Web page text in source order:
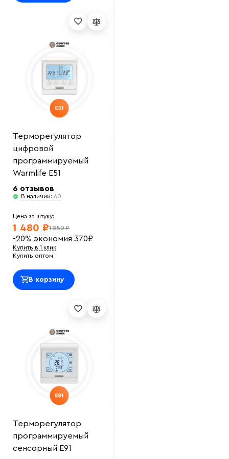
Терморегулятор
цифровой
программируемый
Warmlife E51
6 отзывов
В наличии: 60
Цена за штуку:
1 850 ₽
1 480 ₽
-20% экономия 370₽
Купить в 1 клик
Купить оптом
В корзину
Терморегулятор
программируемый
сенсорный E91